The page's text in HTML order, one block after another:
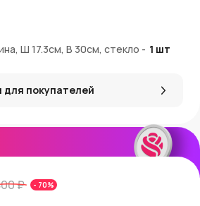
₽ - 70%
диаметре, 30 см в высоту —
долговечность и
который подходит для
оформления
Ш 17.3см, В 30см, стекло - 1 шт
покупателей